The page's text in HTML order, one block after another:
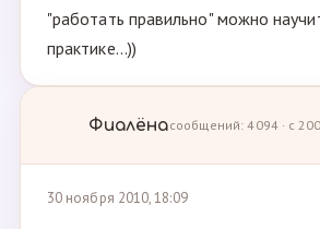
"работать правильно" можно
практике...))
Фиалёнасообщений: 4094 · с
30 ноября 2010, 18:09